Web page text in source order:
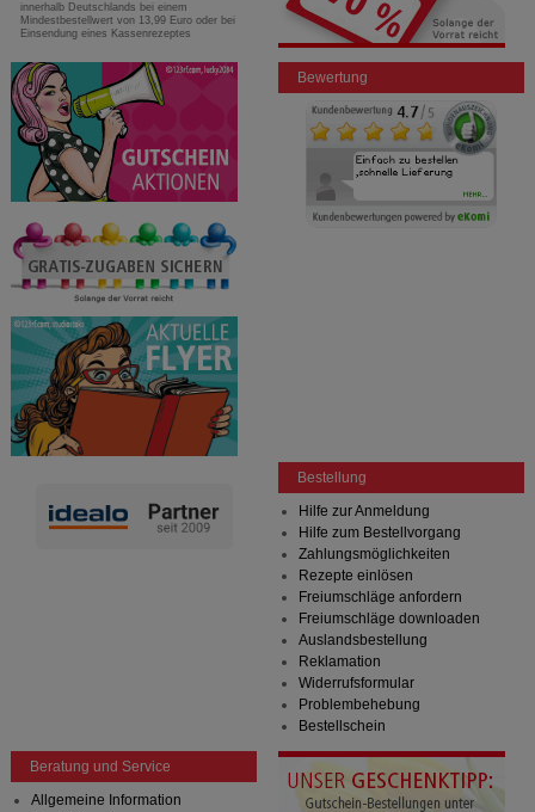
innerhalb Deutschlands bei einem
Mindestbestellwert von 13,99 Euro oder bei
Einsendung eines Kassenrezeptes
Bewertung
Bestellung
Hilfe zur Anmeldung
Hilfe zum Bestellvorgang
Zahlungsmöglichkeiten
Rezepte einlösen
Freiumschläge anfordern
Freiumschläge downloaden
Auslandsbestellung
Reklamation
Widerrufsformular
Problembehebung
Bestellschein
Beratung und Service
Allgemeine Information